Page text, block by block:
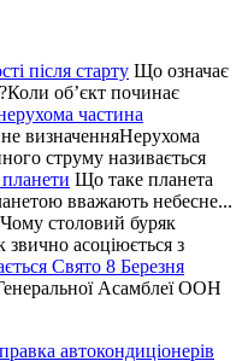
після старту Що означає
об’єкт починає
частина
визначенняНерухома
струму називається
Що таке планета
вважають небесне...
Чому столовий буряк
асоціюється з
Свято 8 Березня
Асамблеї ООН